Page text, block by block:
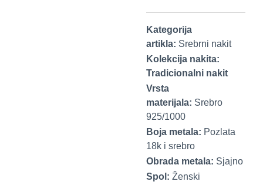
Kategorija
artikla: Srebrni nakit
Kolekcija nakita:
Tradicionalni nakit
Vrsta
materijala: Srebro
925/1000
Boja metala: Pozlata
18k i srebro
Obrada metala: Sjajno
Spol: Ženski